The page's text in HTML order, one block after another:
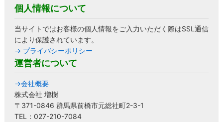
個人情報について
当サイトではお客様の個人情報をご入力いただく際はSSL通信
により保護されています。
→ プライバシーポリシー
運営者について
→会社概要
株式会社 増樹
〒371-0846 群馬県前橋市元総社町2-3-1
TEL：027-210-7084